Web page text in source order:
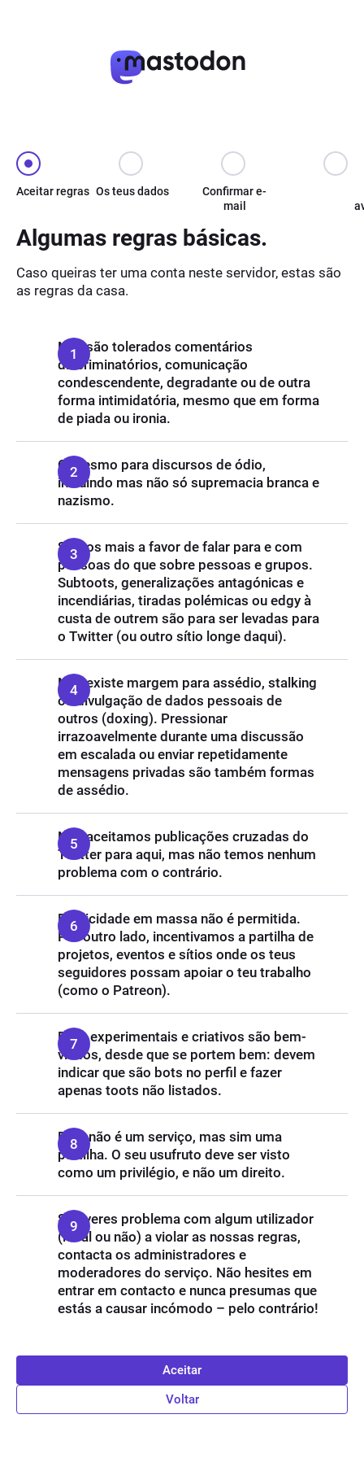
Aceitar regras Os teus dados
Confirmar e-
mail
Algumas regras básicas.
Caso queiras ter uma conta neste servidor, estas são
as regras da casa.
Não são tolerados comentários
discriminatórios, comunicação
condescendente, degradante ou de outra
forma intimidatória, mesmo que em forma
de piada ou ironia.
O mesmo para discursos de ódio,
incluindo mas não só supremacia branca e
nazismo.
Somos mais a favor de falar para e com
pessoas do que sobre pessoas e grupos.
Subtoots, generalizações antagónicas e
incendiárias, tiradas polémicas ou edgy à
custa de outrem são para ser levadas para
o Twitter (ou outro sítio longe daqui).
Não existe margem para assédio, stalking
ou divulgação de dados pessoais de
outros (doxing). Pressionar
irrazoavelmente durante uma discussão
em escalada ou enviar repetidamente
mensagens privadas são também formas
de assédio.
Não aceitamos publicações cruzadas do
Twitter para aqui, mas não temos nenhum
problema com o contrário.
Publicidade em massa não é permitida.
Por outro lado, incentivamos a partilha de
projetos, eventos e sítios onde os teus
seguidores possam apoiar o teu trabalho
(como o Patreon).
Bots experimentais e criativos são bem-
vindos, desde que se portem bem: devem
indicar que são bots no perfil e fazer
apenas toots não listados.
Este não é um serviço, mas sim uma
partilha. O seu usufruto deve ser visto
como um privilégio, e não um direito.
Se tiveres problema com algum utilizador
(local ou não) a violar as nossas regras,
contacta os administradores e
moderadores do serviço. Não hesites em
entrar em contacto e nunca presumas que
estás a causar incómodo – pelo contrário!
Aceitar
Voltar